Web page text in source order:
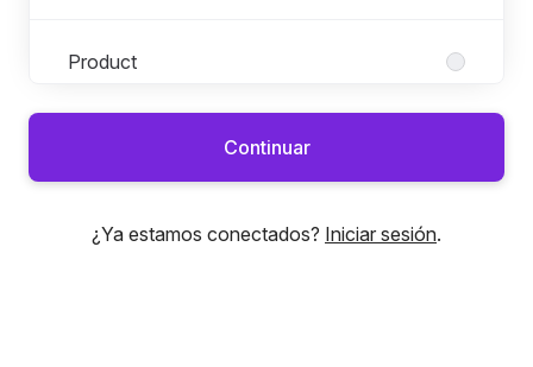
Product
Continuar
¿Ya estamos conectados? Iniciar sesión.